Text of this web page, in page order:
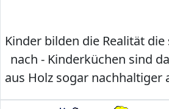
Kinder bilden die Realität
nach - Kinderküchen sind
aus Holz sogar nachhaltiger